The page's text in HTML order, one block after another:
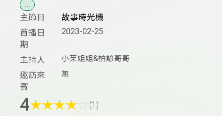
...
主節目
故事時光機
首播日
期
2023-02-25
主持人 小茱姐姐&柏諺哥哥
邀訪來
賓
無
4★★★★ (1)